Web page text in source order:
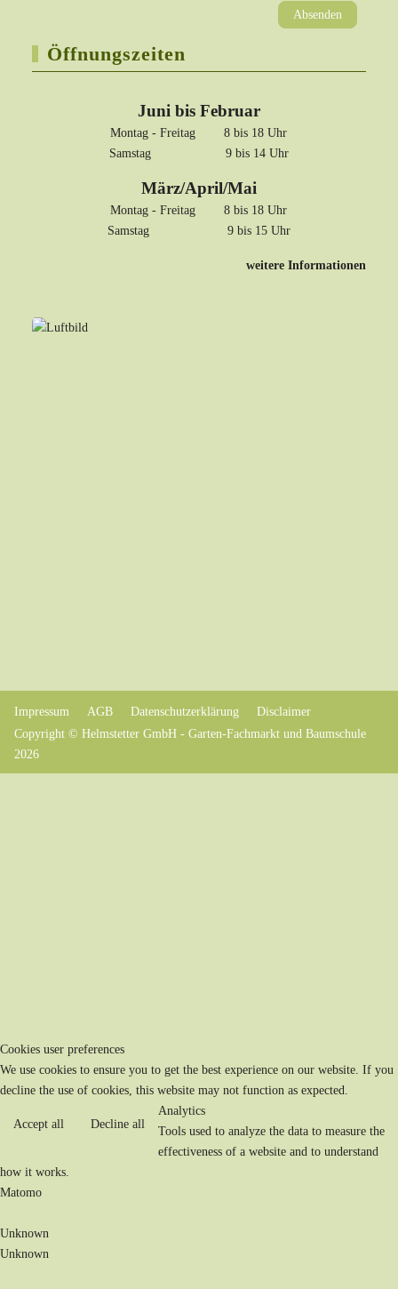
Absenden
Öffnungszeiten
Juni bis Februar
Montag - Freitag 8 bis 18 Uhr
Samstag 9 bis 14 Uhr
März/April/Mai
Montag - Freitag 8 bis 18 Uhr
Samstag 9 bis 15 Uhr
weitere Informationen
Impressum AGB Datenschutzerklärung
Disclaimer
Copyright © Helmstetter GmbH - Garten-Fachmarkt und Baumschule
2026
Cookies user preferences
We use cookies to ensure you to get the best experience on our website. If you
decline the use of cookies, this website may not function as expected.
Accept all Decline all
Analytics
Tools used to analyze the data to measure the
effectiveness of a website and to understand
how it works.
Matomo
Unknown
Unknown